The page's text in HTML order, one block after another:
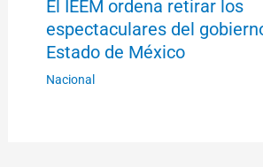
El IEEM ordena retirar los
espectaculares del
Estado de México
Nacional